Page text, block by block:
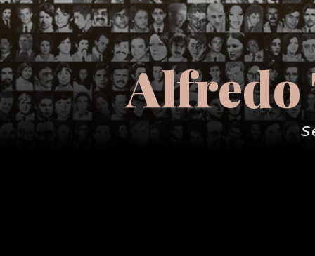
Alfredo